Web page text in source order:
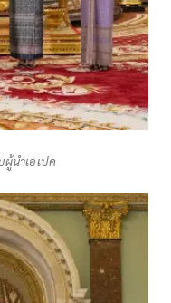
ผู้นำเอเปค